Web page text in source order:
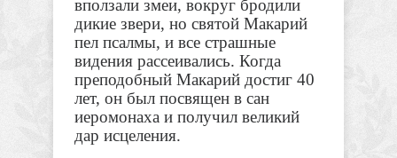
вползали змеи, вокруг бродили
дикие звери, но святой Макарий
пел псалмы, и все страшные
видения рассеивались. Когда
преподобный Макарий достиг 40
лет, он был посвящен в сан
иеромонаха и получил великий
дар исцеления.